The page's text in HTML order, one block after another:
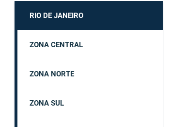
RIO DE JANEIRO
ZONA CENTRAL
ZONA NORTE
ZONA SUL